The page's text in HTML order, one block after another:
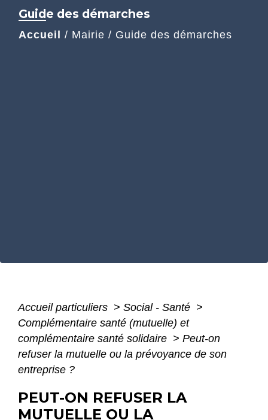
Guide des démarches
Accueil / Mairie / Guide des démarches
Accueil particuliers > Social - Santé >
Complémentaire santé (mutuelle) et
complémentaire santé solidaire > Peut-on
refuser la mutuelle ou la prévoyance de son
entreprise ?
PEUT-ON REFUSER LA
MUTUELLE OU LA